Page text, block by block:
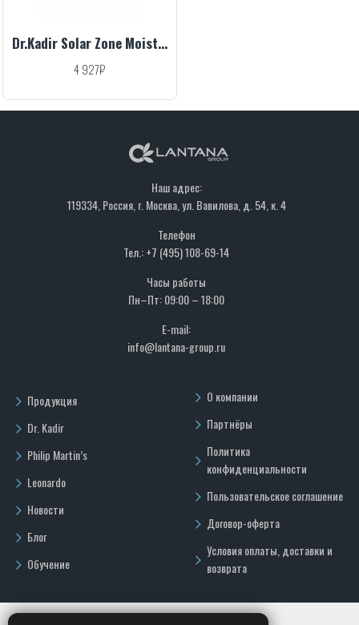
Dr.Kadir Solar Zone Moisturizing Protective SPRAY SPF 50, 15 ml
4 927₽
Наш адрес:
119334, Россия, г. Москва, ул. Вавилова, д. 54, к. 4
Телефон
Тел.: +7 (495) 108-69-14
Часы работы
Пн–Пт: 09:00 – 18:00
E-mail:
info@lantana-group.ru
Продукция
Dr. Kadir
Philip Martin’s
Leonardo
Новости
Блог
Обучение
О компании
Партнёры
Политика
конфиденциальности
Пользовательское соглашение
Договор-оферта
Условия оплаты, доставки и
возврата